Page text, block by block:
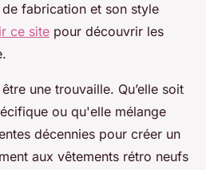
fabrication et son style
ce site pour découvrir les
une trouvaille. Qu’elle soit
ou qu'elle mélange
décennies pour créer un
aux vêtements rétro neufs